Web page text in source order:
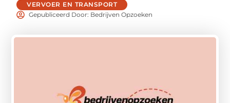
VERVOER EN TRANSPORT
Gepubliceerd Door: Bedrijven Opzoeken